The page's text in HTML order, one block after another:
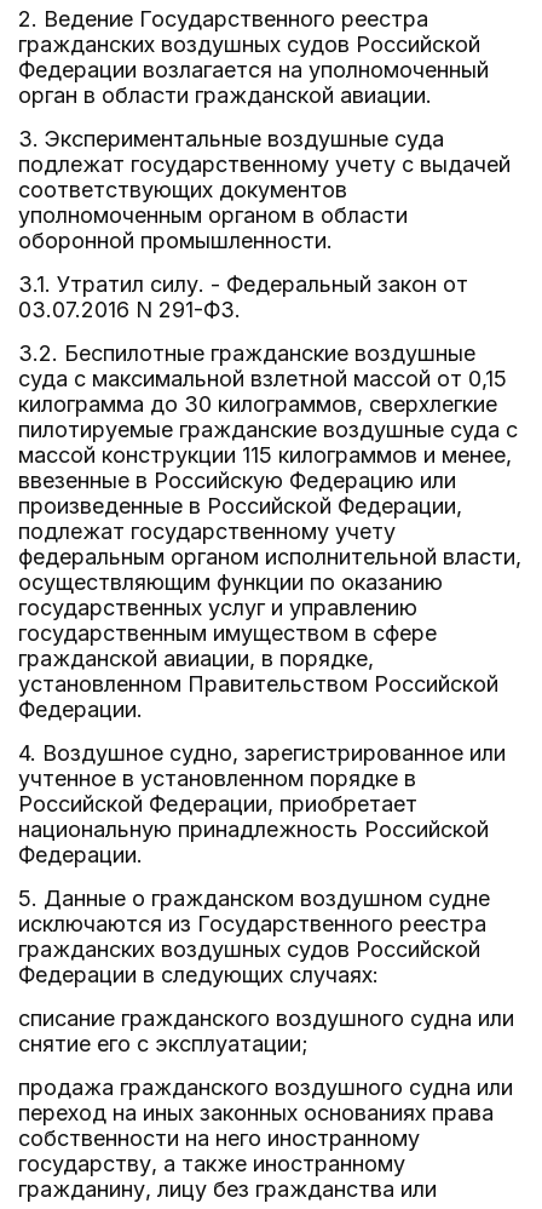
2. Ведение Государственного реестра
гражданских воздушных судов Российской
Федерации возлагается на уполномоченный
орган в области гражданской авиации.
3. Экспериментальные воздушные суда
подлежат государственному учету с выдачей
соответствующих документов
уполномоченным органом в области
оборонной промышленности.
3.1. Утратил силу. - Федеральный закон от
03.07.2016 N 291-ФЗ.
3.2. Беспилотные гражданские воздушные
суда с максимальной взлетной массой от 0,15
килограмма до 30 килограммов, сверхлегкие
пилотируемые гражданские воздушные суда с
массой конструкции 115 килограммов и менее,
ввезенные в Российскую Федерацию или
произведенные в Российской Федерации,
подлежат государственному учету
федеральным органом исполнительной власти,
осуществляющим функции по оказанию
государственных услуг и управлению
государственным имуществом в сфере
гражданской авиации, в порядке,
установленном Правительством Российской
Федерации.
4. Воздушное судно, зарегистрированное или
учтенное в установленном порядке в
Российской Федерации, приобретает
национальную принадлежность Российской
Федерации.
5. Данные о гражданском воздушном судне
исключаются из Государственного реестра
гражданских воздушных судов Российской
Федерации в следующих случаях:
списание гражданского воздушного судна или
снятие его с эксплуатации;
продажа гражданского воздушного судна или
переход на иных законных основаниях права
собственности на него иностранному
государству, а также иностранному
гражданину, лицу без гражданства или